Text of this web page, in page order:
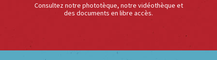
Consultez notre phototèque, notre vidéothèque et
des documents en libre accès.